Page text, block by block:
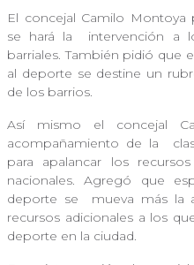
El concejal Camilo
se hará la
intervención a
barriales. También pidió que
al deporte se destine un
de los barrios.
Así mismo el concejal
acompañamiento de la
para apalancar los
nacionales. Agregó que
deporte se
mueva más la
recursos adicionales a los
deporte en la ciudad.